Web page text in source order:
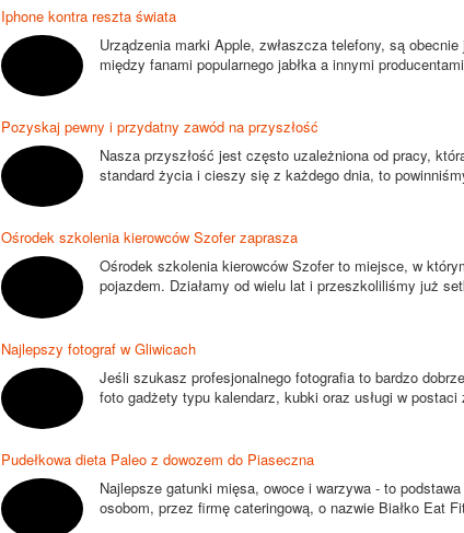
Iphone kontra reszta świata
Urządzenia marki Apple, zwłaszcza telefony, są
między fanami popularnego jabłka a innymi
Pozyskaj pewny i przydatny zawód na przyszłość
Nasza przyszłość jest często uzależniona od pracy,
standard życia i cieszy się z każdego dnia, to
Ośrodek szkolenia kierowców Szofer zaprasza
Ośrodek szkolenia kierowców Szofer to miejsce, w
pojazdem. Działamy od wielu lat i przeszkoliliśmy już
Najlepszy fotograf w Gliwicach
Jeśli szukasz profesjonalnego fotografia to bardzo
foto gadżety typu kalendarz, kubki oraz usługi w postaci
Pudełkowa dieta Paleo z dowozem do Piaseczna
Najlepsze gatunki mięsa, owoce i warzywa - to
osobom, przez firmę cateringową, o nazwie Białko Eat